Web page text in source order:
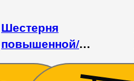
Шестерня
повышенной/
пониженной передачи
подвижная